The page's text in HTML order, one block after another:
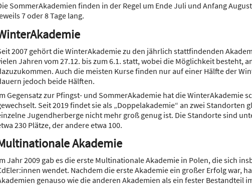
SommerAkademien finden in der Regel um Ende Juli und Anfang
7 oder 8 Tage lang.
2007 gehört die WinterAkademie zu den jährlich stattfindenden
Jahren vom 27.12. bis zum 6.1. statt, wobei die Möglichkeit besteht,
Auch die meisten Kurse finden nur auf einer Hälfte der
jedoch beide Hälften.
Gegensatz zur Pfingst- und SommerAkademie hat die WinterAkademie
Seit 2019 findet sie als „Doppelakademie“ an zwei Standorten
Jugendherberge nicht mehr groß genug ist. Die Standorte sind
230 Plätze, der andere etwa 100.
Akademie
Jahr 2009 gab es die erste Multinationale Akademie in Polen, die sich
wendet. Nachdem die erste Akademie ein großer Erfolg war,
genauso wie die anderen Akademien als ein fester Bestandteil